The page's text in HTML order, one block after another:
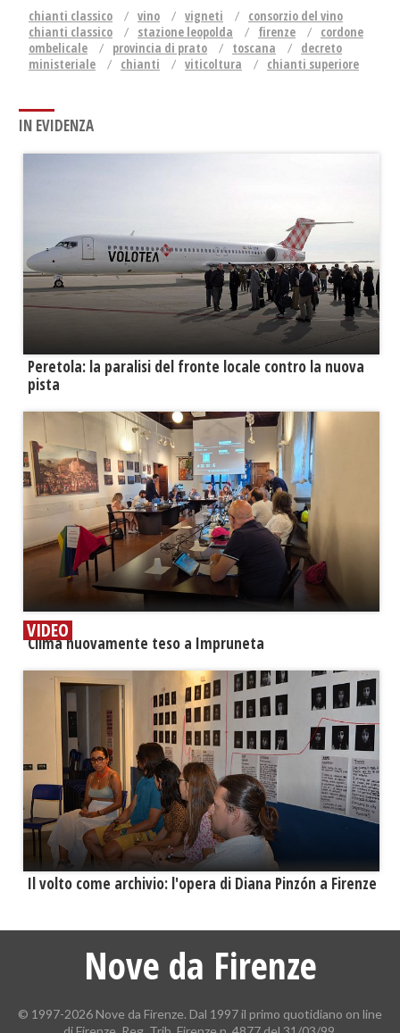
chianti classico vino vigneti
consorzio del vino
chianti classico
stazione leopolda firenze
cordone
ombelicale
provincia di prato toscana
decreto
ministeriale
chianti viticoltura chianti superiore
IN EVIDENZA
Peretola: la paralisi del fronte locale contro la nuova
pista
VIDEO
​Clima nuovamente teso a Impruneta
​Il volto come archivio: l'opera di Diana Pinzón a Firenze
Nove da Firenze
© 1997-2026 Nove da Firenze. Dal 1997 il primo quotidiano on line